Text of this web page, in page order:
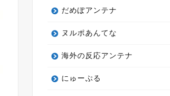
だめぽアンテナ
ヌルポあんてな
海外の反応アンテナ
にゅーぷる